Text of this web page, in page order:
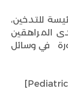
للتدخين،
المراهقين
في وسائل